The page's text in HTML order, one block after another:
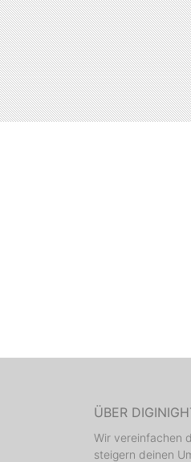
ÜBER
Wir vereinfachen
steigern deinen